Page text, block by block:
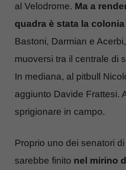
al Velodrome. Ma a
quadra è stata la
Bastoni, Darmian e
muoversi tra il centrale di
In mediana, al pitbull
aggiunto Davide Frattesi.
sprigionare in campo.
Proprio uno dei senatori
sarebbe finito nel mirino